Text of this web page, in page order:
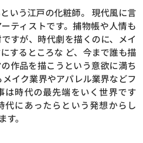
いう江戸の化粧師。 現代風に言
ティストです。捕物帳や人情も
すが、時代劇を描くのに、メイ
するところな ど、今まで誰も描
作品を描こうという意欲に満ち
イク業界やアパレル業界などフ
は時代の最先端をいく世界です
代にあったらという発想からし
。